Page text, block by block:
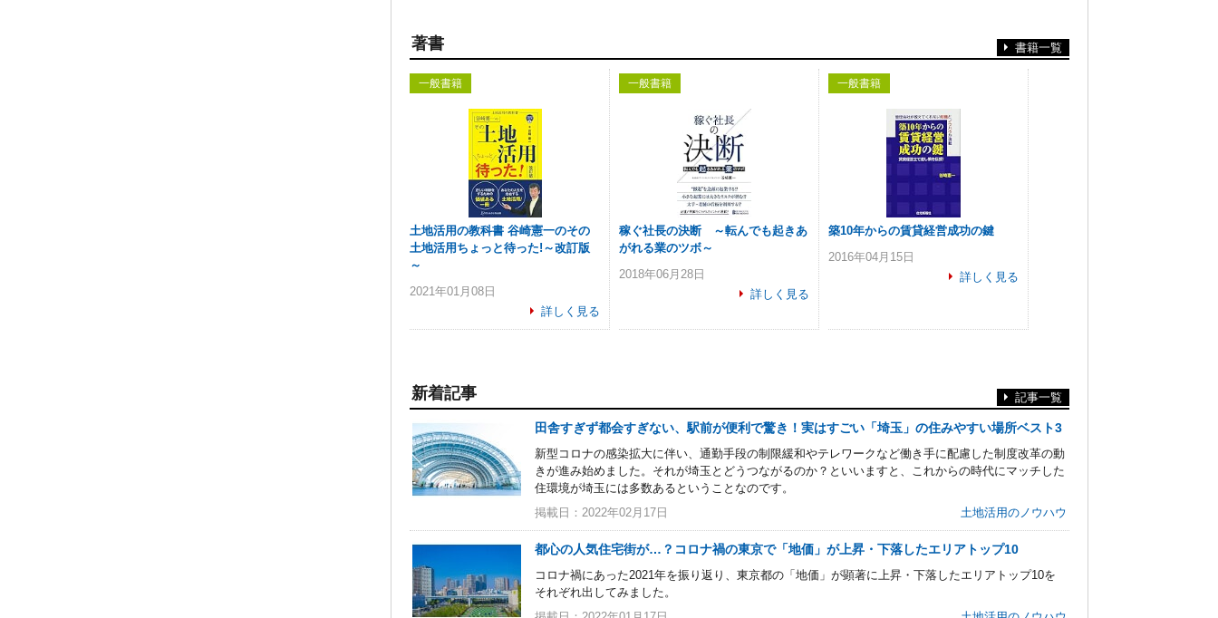
著書 書籍一覧
一般書籍
土地活用の教科書 谷崎憲一のその
土地活用ちょっと待った!～改訂版
～
2021年01月08日
詳しく見る
一般書籍
稼ぐ社長の決断 ～転んでも起きあ
がれる業のツボ～
2018年06月28日
詳しく見る
一般書籍
築10年からの賃貸経営成功の鍵
2016年04月15日
詳しく見る
新着記事 記事一覧
田舎すぎず都会すぎない、駅前が便利で驚き！実はすごい「埼玉」の住みやすい場所ベスト3
新型コロナの感染拡大に伴い、通勤手段の制限緩和やテレワークなど働き手に配慮した制度改革の動
きが進み始めました。それが埼玉とどうつながるのか？といいますと、これからの時代にマッチした
住環境が埼玉には多数あるということなのです。
掲載日：2022年02月17日
土地活用のノウハウ
都心の人気住宅街が…？コロナ禍の東京で「地価」が上昇・下落したエリアトップ10
コロナ禍にあった2021年を振り返り、東京都の「地価」が顕著に上昇・下落したエリアトップ10を
それぞれ出してみました。